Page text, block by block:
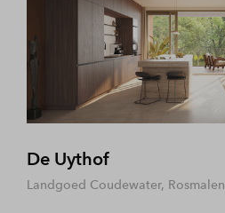
De Uythof
Landgoed Coudewater, Rosmalen